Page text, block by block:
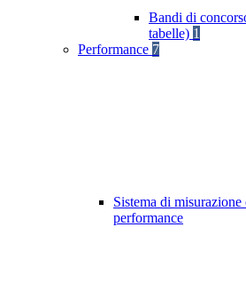
Bandi di
tabelle) 1
Performance 7
Sistema di
performance